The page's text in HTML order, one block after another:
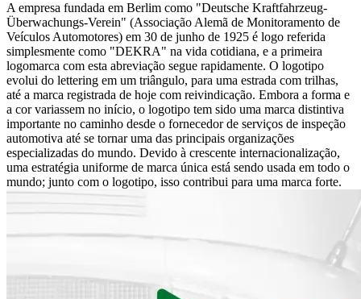
A empresa fundada em Berlim como "Deutsche Kraftfahrzeug-
Überwachungs-Verein" (Associação Alemã de Monitoramento de
Veículos Automotores) em 30 de junho de 1925 é logo referida
simplesmente como "DEKRA" na vida cotidiana, e a primeira
logomarca com esta abreviação segue rapidamente. O logotipo
evolui do lettering em um triângulo, para uma estrada com trilhas,
até a marca registrada de hoje com reivindicação. Embora a forma e
a cor variassem no início, o logotipo tem sido uma marca distintiva
importante no caminho desde o fornecedor de serviços de inspeção
automotiva até se tornar uma das principais organizações
especializadas do mundo. Devido à crescente internacionalização,
uma estratégia uniforme de marca única está sendo usada em todo o
mundo; junto com o logotipo, isso contribui para uma marca forte.